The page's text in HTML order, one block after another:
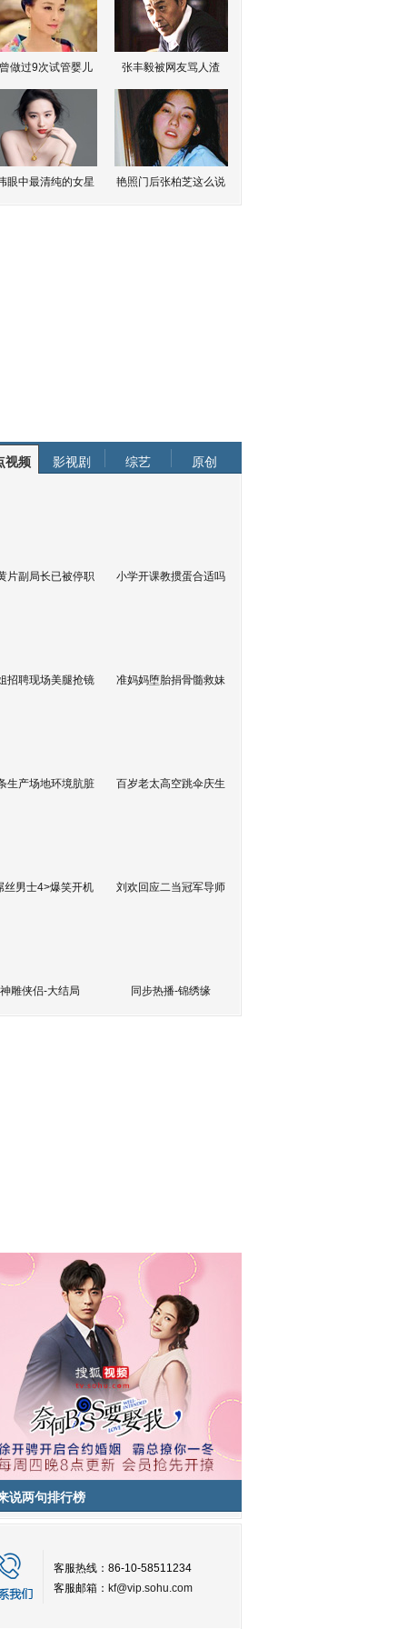
做过9次试管婴儿 张丰毅被网友骂人渣
眼中最清纯的女星 艳照门后张柏芝这么说
视频 影视剧 综艺 原创
片副局长已被停职 小学开课教掼蛋合适吗
招聘现场美腿抢镜 准妈妈堕胎捐骨髓救妹
生产场地环境肮脏 百岁老太高空跳伞庆生
丝男士4>爆笑开机 刘欢回应二当冠军导师
神雕侠侣-大结局 同步热播-锦绣缘
说两句排行榜
客服热线：86-10-58511234
客服邮箱： kf@vip.sohu.com